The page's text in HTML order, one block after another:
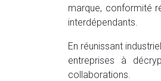
marque, conformité
interdépendants.
En réunissant
entreprises à
collaborations.